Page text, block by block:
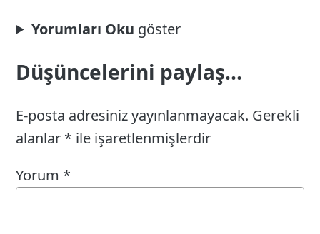
Yorumları Oku
Düşüncelerini paylaş...
E-posta adresiniz yayınlanmayacak. Gerekli
alanlar * ile işaretlenmişlerdir
Yorum *